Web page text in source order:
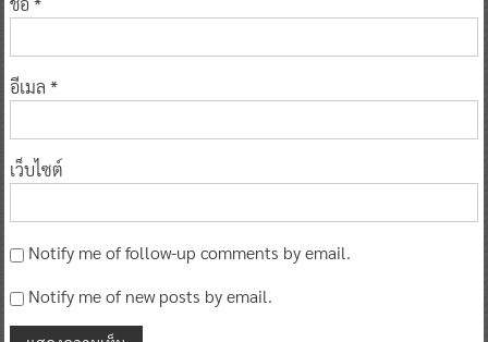
อีเมล *
เว็บไซต์
Notify me of follow-up comments by email.
Notify me of new posts by email.